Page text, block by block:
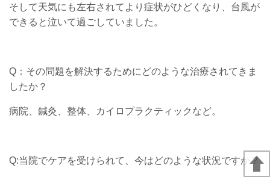
そして天気にも左右されてより症状がひどくなり、台風が
できると泣いて過ごしていました。
Q：その問題を解決するためにどのような治療されてきま
したか？
病院、鍼灸、整体、カイロプラクティックなど。
Q:当院でケアを受けられて、今はどのような状況ですか？